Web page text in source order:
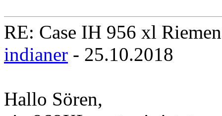
RE: Case IH 956 xl
indianer - 25.10.2018
Hallo Sören,